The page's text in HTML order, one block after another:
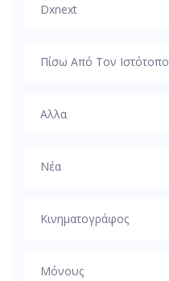
Dxnext
Πίσω Από Τον Ιστότοπο
Αλλα
Νέα
Κινηματογράφος
Μόνους